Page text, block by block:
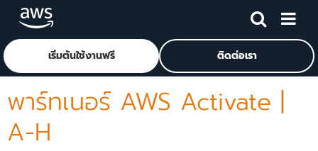
ข้ามไปที่เนื้อหาหลักคลิกที่นี่เพื่อกลับไปยังหน้าแรกของ Amazon Web Services
เริ่มต้นใช้งานฟรี ติดต่อเรา
พาร์ทเนอร์ AWS Activate |
A-H